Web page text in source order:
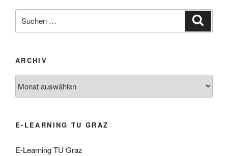
nach:
ARCHIV
E-LEARNING TU GRAZ
E-Learning TU Graz